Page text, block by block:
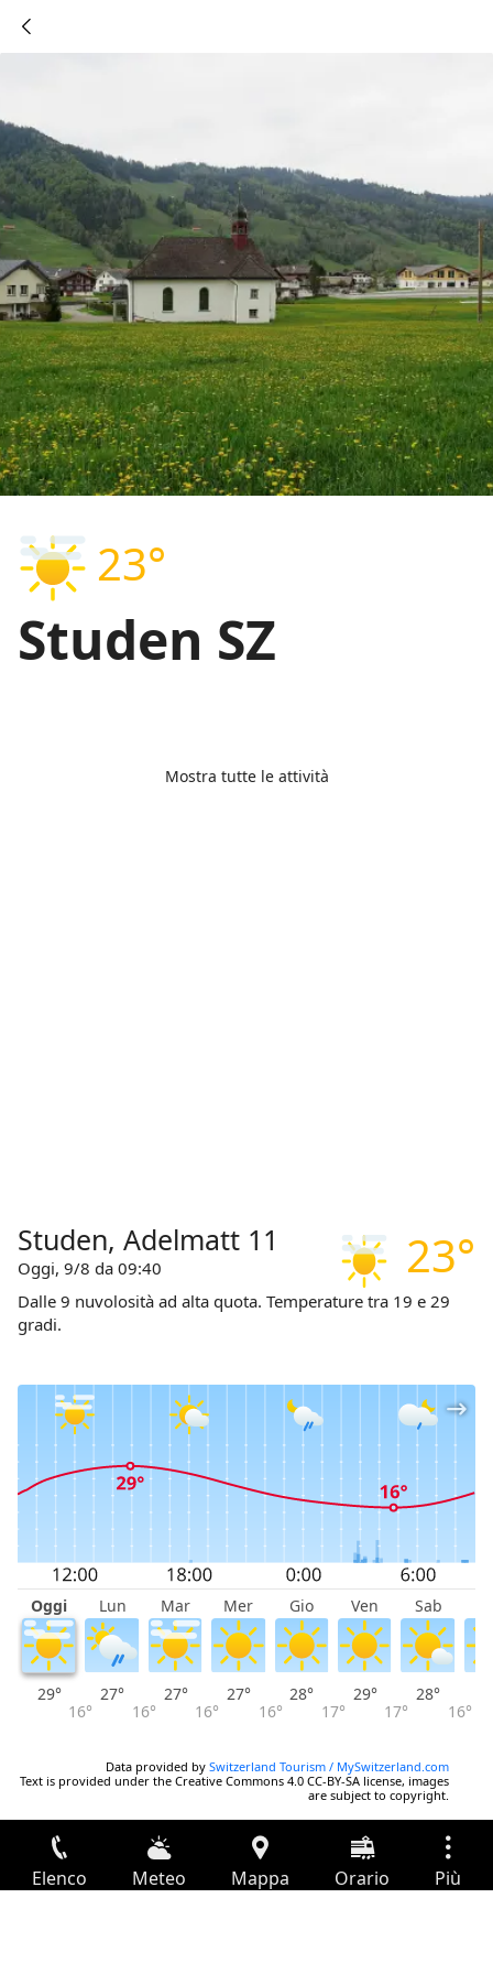
23°
Studen SZ
Mostra tutte le attività
23°
Studen, Adelmatt 11
Oggi, 9/8 da 09:40
Dalle 9 nuvolosità ad alta quota. Temperature tra 19 e 29
gradi.
Oggi Lun Mar Mer Gio Ven Sab
29°
16°
27°
16°
27°
16°
27°
16°
28°
17°
29°
17°
28°
16°
Data provided by Switzerland Tourism / MySwitzerland.com
Text is provided under the Creative Commons 4.0 CC-BY-SA license, images
are subject to copyright.
Elenco Meteo Mappa Orario Più